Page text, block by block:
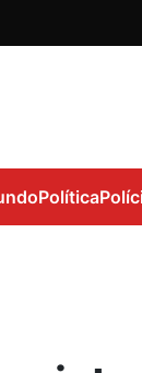
Política